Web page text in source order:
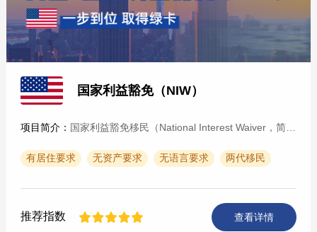
国家利益豁免（NIW）
项目简介： 国家利益豁免移民（National Interest Waiver，简称NIW）是美国移民法职业移民第二类优先。（EB-2）的一个特例，要求申请人必须在科学、技术、教育、艺术和商务等领域拥有“···
有居住要求 无资产要求 无语言要求 两代移民
推荐指数 查看详情